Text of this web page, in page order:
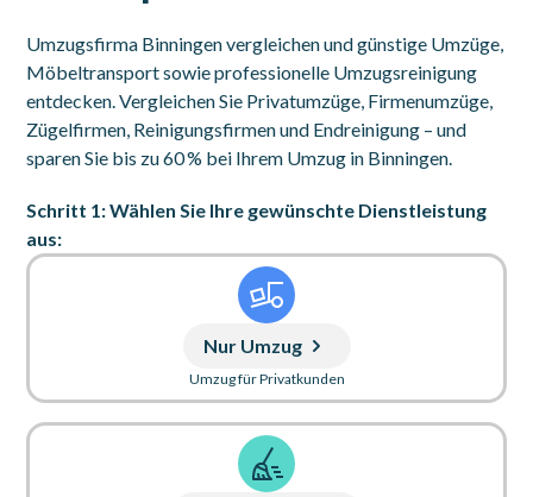
Umzugsfirma Binningen vergleichen und günstige Umzüge,
Möbeltransport sowie professionelle Umzugsreinigung
entdecken. Vergleichen Sie Privatumzüge, Firmenumzüge,
Zügelfirmen, Reinigungsfirmen und Endreinigung – und
sparen Sie bis zu 60 % bei Ihrem Umzug in Binningen.
Schritt 1: Wählen Sie Ihre gewünschte Dienstleistung
aus:
Nur Umzug
Umzug für Privatkunden